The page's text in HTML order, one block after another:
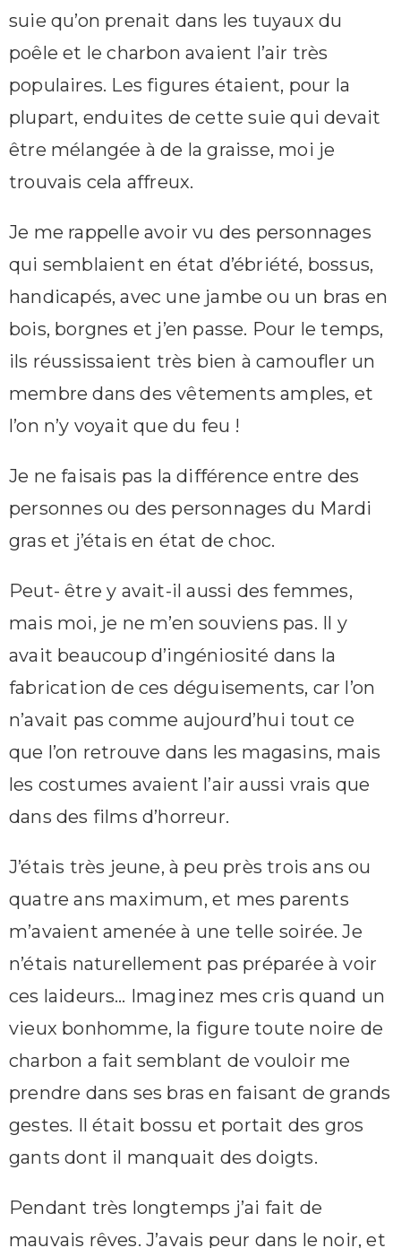
suie qu’on prenait dans les tuyaux du
poêle et le charbon avaient l’air très
populaires. Les figures étaient, pour la
plupart, enduites de cette suie qui devait
être mélangée à de la graisse, moi je
trouvais cela affreux.
Je me rappelle avoir vu des personnages
qui semblaient en état d’ébriété, bossus,
handicapés, avec une jambe ou un bras en
bois, borgnes et j’en passe. Pour le temps,
ils réussissaient très bien à camoufler un
membre dans des vêtements amples, et
l’on n’y voyait que du feu !
Je ne faisais pas la différence entre des
personnes ou des personnages du Mardi
gras et j’étais en état de choc.
Peut- être y avait-il aussi des femmes,
mais moi, je ne m’en souviens pas. Il y
avait beaucoup d’ingéniosité dans la
fabrication de ces déguisements, car l’on
n’avait pas comme aujourd’hui tout ce
que l’on retrouve dans les magasins, mais
les costumes avaient l’air aussi vrais que
dans des films d’horreur.
J’étais très jeune, à peu près trois ans ou
quatre ans maximum, et mes parents
m’avaient amenée à une telle soirée. Je
n’étais naturellement pas préparée à voir
ces laideurs… Imaginez mes cris quand un
vieux bonhomme, la figure toute noire de
charbon a fait semblant de vouloir me
prendre dans ses bras en faisant de grands
gestes. Il était bossu et portait des gros
gants dont il manquait des doigts.
Pendant très longtemps j’ai fait de
mauvais rêves. J’avais peur dans le noir, et